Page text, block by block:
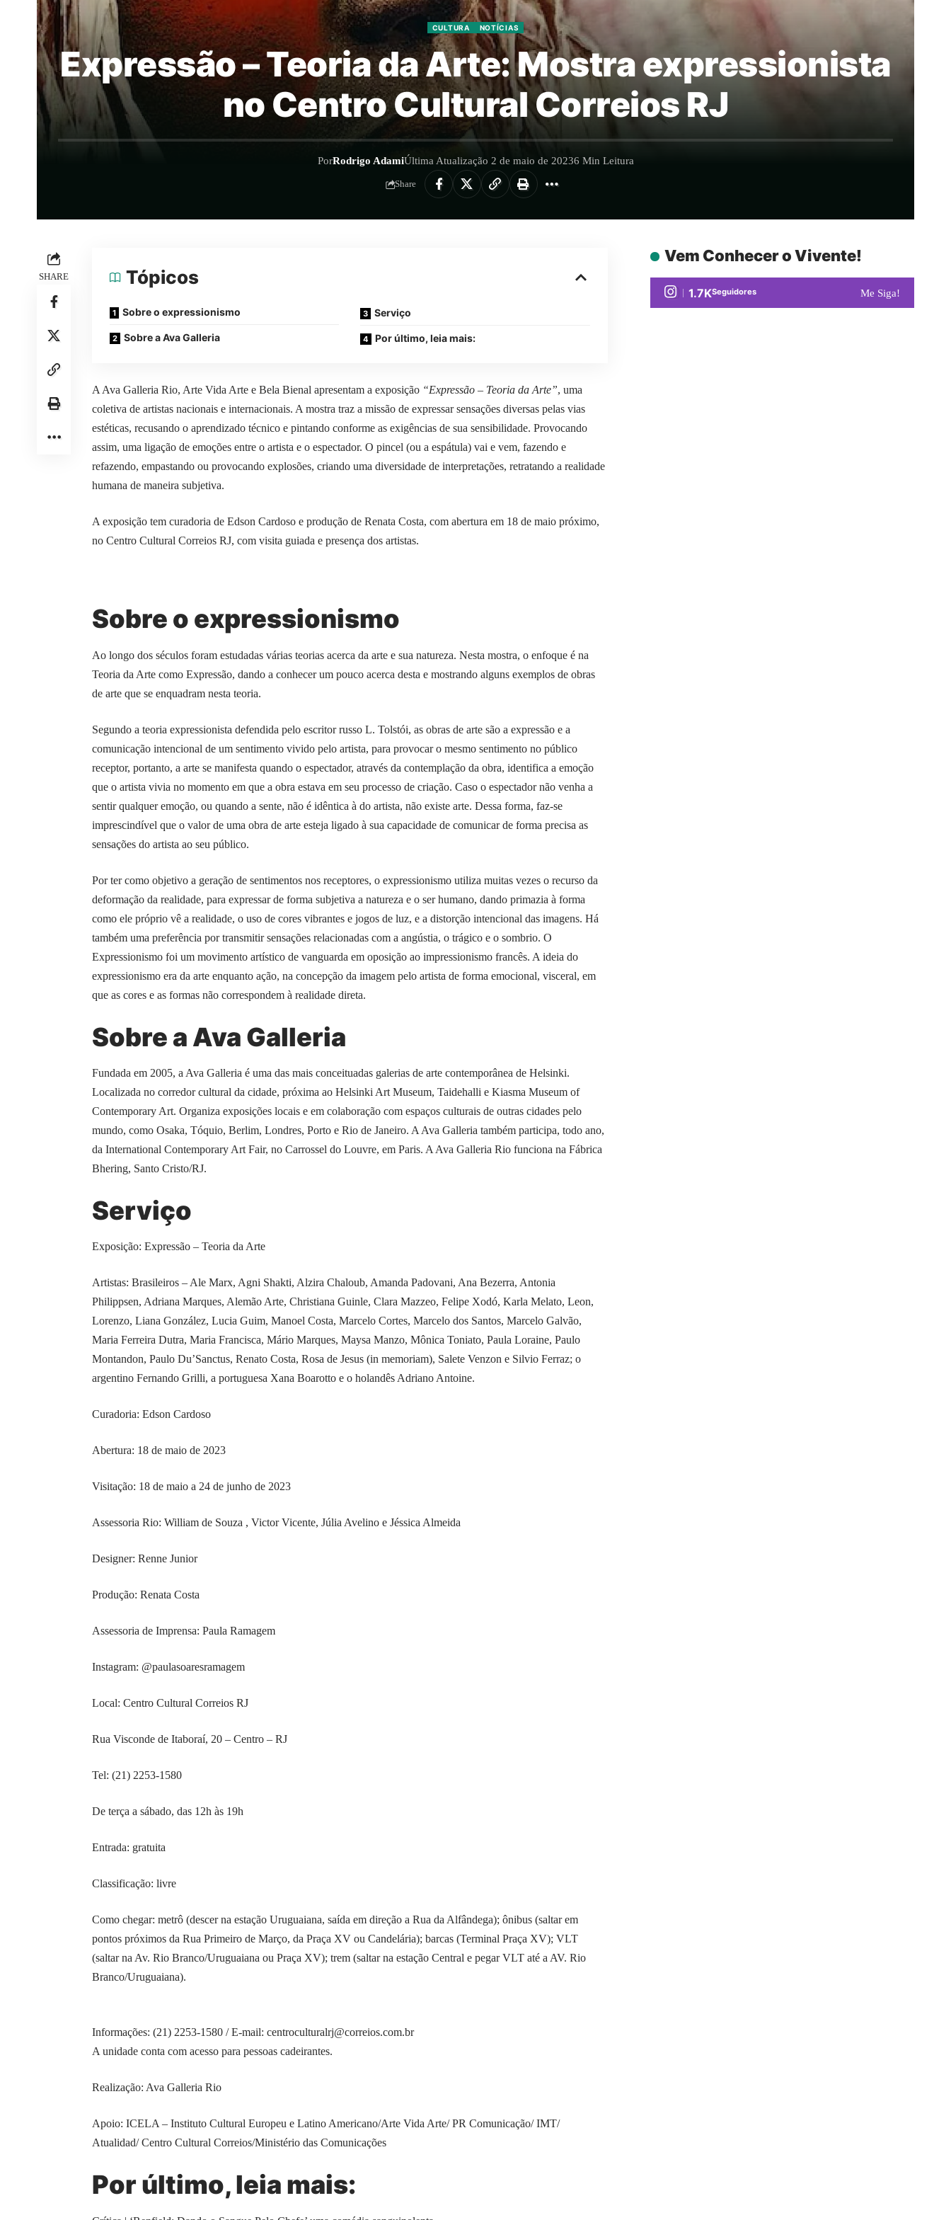
CULTURA NOTÍCIAS
Expressão – Teoria da Arte: Mostra expressionista
no Centro Cultural Correios RJ
PorRodrigo AdamiÚltima Atualização 2 de maio de 20236 Min Leitura
Share
SHARE Tópicos
Sobre o expressionismo
Sobre a Ava Galleria
Serviço
Por último, leia mais:
A Ava Galleria Rio, Arte Vida Arte e Bela Bienal apresentam a exposição “Expressão – Teoria da Arte”, uma
coletiva de artistas nacionais e internacionais. A mostra traz a missão de expressar sensações diversas pelas vias
estéticas, recusando o aprendizado técnico e pintando conforme as exigências de sua sensibilidade. Provocando
assim, uma ligação de emoções entre o artista e o espectador. O pincel (ou a espátula) vai e vem, fazendo e
refazendo, empastando ou provocando explosões, criando uma diversidade de interpretações, retratando a realidade
humana de maneira subjetiva.
A exposição tem curadoria de Edson Cardoso e produção de Renata Costa, com abertura em 18 de maio próximo,
no Centro Cultural Correios RJ, com visita guiada e presença dos artistas.
Sobre o expressionismo
Ao longo dos séculos foram estudadas várias teorias acerca da arte e sua natureza. Nesta mostra, o enfoque é na
Teoria da Arte como Expressão, dando a conhecer um pouco acerca desta e mostrando alguns exemplos de obras
de arte que se enquadram nesta teoria.
Segundo a teoria expressionista defendida pelo escritor russo L. Tolstói, as obras de arte são a expressão e a
comunicação intencional de um sentimento vivido pelo artista, para provocar o mesmo sentimento no público
receptor, portanto, a arte se manifesta quando o espectador, através da contemplação da obra, identifica a emoção
que o artista vivia no momento em que a obra estava em seu processo de criação. Caso o espectador não venha a
sentir qualquer emoção, ou quando a sente, não é idêntica à do artista, não existe arte. Dessa forma, faz-se
imprescindível que o valor de uma obra de arte esteja ligado à sua capacidade de comunicar de forma precisa as
sensações do artista ao seu público.
Por ter como objetivo a geração de sentimentos nos receptores, o expressionismo utiliza muitas vezes o recurso da
deformação da realidade, para expressar de forma subjetiva a natureza e o ser humano, dando primazia à forma
como ele próprio vê a realidade, o uso de cores vibrantes e jogos de luz, e a distorção intencional das imagens. Há
também uma preferência por transmitir sensações relacionadas com a angústia, o trágico e o sombrio. O
Expressionismo foi um movimento artístico de vanguarda em oposição ao impressionismo francês. A ideia do
expressionismo era da arte enquanto ação, na concepção da imagem pelo artista de forma emocional, visceral, em
que as cores e as formas não correspondem à realidade direta.
Sobre a Ava Galleria
Fundada em 2005, a Ava Galleria é uma das mais conceituadas galerias de arte contemporânea de Helsinki.
Localizada no corredor cultural da cidade, próxima ao Helsinki Art Museum, Taidehalli e Kiasma Museum of
Contemporary Art. Organiza exposições locais e em colaboração com espaços culturais de outras cidades pelo
mundo, como Osaka, Tóquio, Berlim, Londres, Porto e Rio de Janeiro. A Ava Galleria também participa, todo ano,
da International Contemporary Art Fair, no Carrossel do Louvre, em Paris. A Ava Galleria Rio funciona na Fábrica
Bhering, Santo Cristo/RJ.
Serviço
Exposição: Expressão – Teoria da Arte
Artistas: Brasileiros – Ale Marx, Agni Shakti, Alzira Chaloub, Amanda Padovani, Ana Bezerra, Antonia
Philippsen, Adriana Marques, Alemão Arte, Christiana Guinle, Clara Mazzeo, Felipe Xodó, Karla Melato, Leon,
Lorenzo, Liana González, Lucia Guim, Manoel Costa, Marcelo Cortes, Marcelo dos Santos, Marcelo Galvão,
Maria Ferreira Dutra, Maria Francisca, Mário Marques, Maysa Manzo, Mônica Toniato, Paula Loraine, Paulo
Montandon, Paulo Du’Sanctus, Renato Costa, Rosa de Jesus (in memoriam), Salete Venzon e Silvio Ferraz; o
argentino Fernando Grilli, a portuguesa Xana Boarotto e o holandês Adriano Antoine.
Curadoria: Edson Cardoso
Abertura: 18 de maio de 2023
Visitação: 18 de maio a 24 de junho de 2023
Assessoria Rio: William de Souza , Victor Vicente, Júlia Avelino e Jéssica Almeida
Designer: Renne Junior
Produção: Renata Costa
Assessoria de Imprensa: Paula Ramagem
Instagram: @paulasoaresramagem
Local: Centro Cultural Correios RJ
Rua Visconde de Itaboraí, 20 – Centro – RJ
Tel: (21) 2253-1580
De terça a sábado, das 12h às 19h
Entrada: gratuita
Classificação: livre
Como chegar: metrô (descer na estação Uruguaiana, saída em direção a Rua da Alfândega); ônibus (saltar em
pontos próximos da Rua Primeiro de Março, da Praça XV ou Candelária); barcas (Terminal Praça XV); VLT
(saltar na Av. Rio Branco/Uruguaiana ou Praça XV); trem (saltar na estação Central e pegar VLT até a AV. Rio
Branco/Uruguaiana).
Informações: (21) 2253-1580 / E-mail: centroculturalrj@correios.com.br
A unidade conta com acesso para pessoas cadeirantes.
Realização: Ava Galleria Rio
Apoio: ICELA – Instituto Cultural Europeu e Latino Americano/Arte Vida Arte/ PR Comunicação/ IMT/
Atualidad/ Centro Cultural Correios/Ministério das Comunicações
Por último, leia mais:
Vem Conhecer o Vivente!
1.7KSeguidores Me Siga!